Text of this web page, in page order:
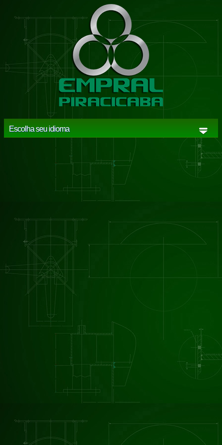
Escolha seu idioma